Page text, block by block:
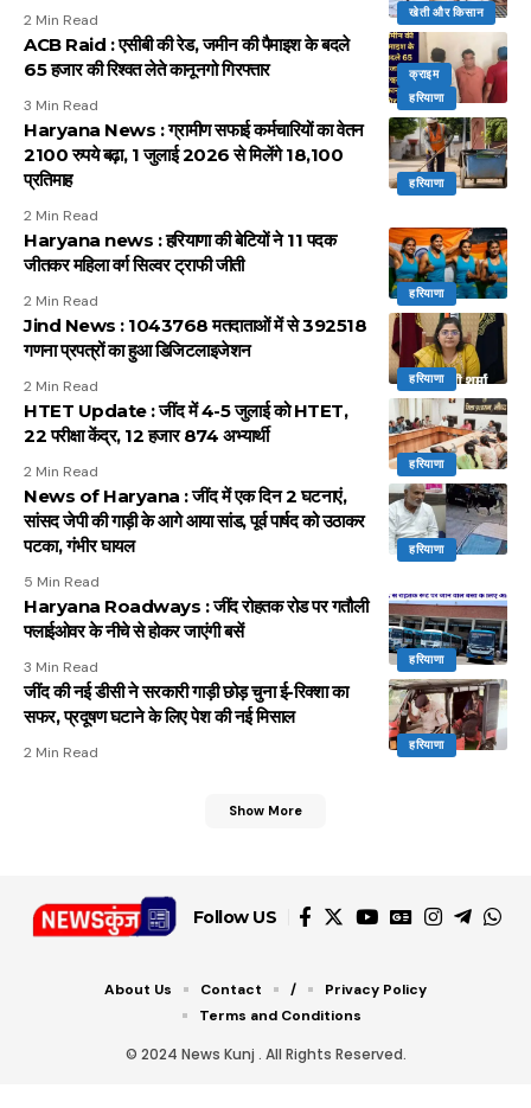
खेती और किसान
2 Min Read
क्राइम
हरियाणा
ACB Raid : एसीबी की रेड, जमीन की पैमाइश के बदले
65 हजार की रिश्वत लेते कानूनगो गिरफ्तार
3 Min Read
हरियाणा
Haryana News : ग्रामीण सफाई कर्मचारियों का वेतन
2100 रुपये बढ़ा, 1 जुलाई 2026 से मिलेंगे 18,100
प्रतिमाह
2 Min Read
हरियाणा
Haryana news : हरियाणा की बेटियों ने 11 पदक
जीतकर महिला वर्ग सिल्वर ट्राफी जीती
2 Min Read
हरियाणा
Jind News : 1043768 मतदाताओं में से 392518
गणना प्रपत्रों का हुआ डिजिटलाइजेशन
2 Min Read
हरियाणा
HTET Update : जींद में 4-5 जुलाई को HTET,
22 परीक्षा केंद्र, 12 हजार 874 अभ्यार्थी
2 Min Read
हरियाणा
News of Haryana : जींद में एक दिन 2 घटनाएं,
सांसद जेपी की गाड़ी के आगे आया सांड, पूर्व पार्षद को उठाकर
पटका, गंभीर घायल
5 Min Read
हरियाणा
Haryana Roadways : जींद रोहतक रोड पर गतौली
फ्लाईओवर के नीचे से होकर जाएंगी बसें
3 Min Read
हरियाणा
जींद की नई डीसी ने सरकारी गाड़ी छोड़ चुना ई-रिक्शा का
सफर, प्रदूषण घटाने के लिए पेश की नई मिसाल
2 Min Read
Show More
Follow US
© 2024 News Kunj . All Rights Reserved.
About Us Contact /
Privacy Policy
Terms and Conditions